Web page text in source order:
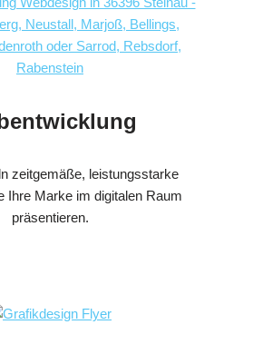
zeitgemäße, leistungsstarke
Ihre Marke im digitalen Raum
präsentieren.